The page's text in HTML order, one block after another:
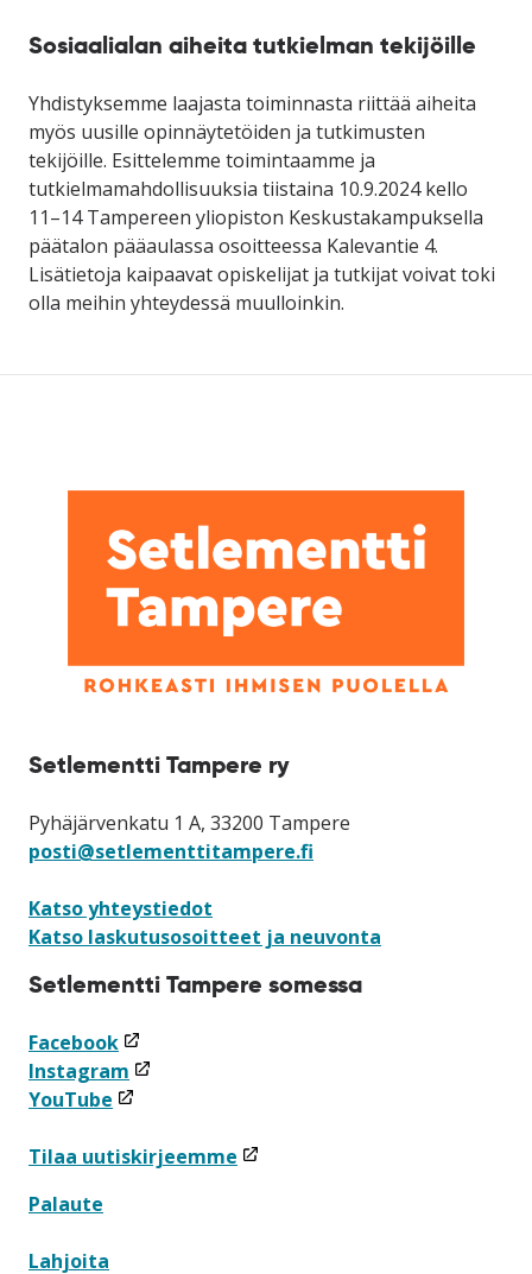
Sosiaalialan aiheita tutkielman tekijöille
Yhdistyksemme laajasta toiminnasta riittää aiheita
myös uusille opinnäytetöiden ja tutkimusten
tekijöille. Esittelemme toimintaamme ja
tutkielmamahdollisuuksia tiistaina 10.9.2024 kello
11–14 Tampereen yliopiston Keskustakampuksella
päätalon pääaulassa osoitteessa Kalevantie 4.
Lisätietoja kaipaavat opiskelijat ja tutkijat voivat toki
olla meihin yhteydessä muulloinkin.
Setlementti Tampere ry
Pyhäjärvenkatu 1 A, 33200 Tampere
posti@setlementtitampere.fi
Katso yhteystiedot
Katso laskutusosoitteet ja neuvonta
Setlementti Tampere somessa
Facebook(linkki
avataan
uuteen
Instagram (linkki
avataan
ikkunaan)
YouTube (linkki
uuteen
Tilaa uutiskirjeemme (linkki
Palaute
Lahjoita